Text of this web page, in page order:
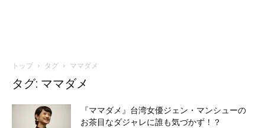
トップ タグ ママダメ
タグ: ママダメ
『ママダメ』台湾女優ジェン・マンシューの
お茶目なダジャレに誰も気づかず！？